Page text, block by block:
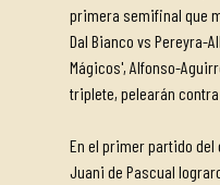
primera semifinal que
Dal Bianco vs Pereyra-
Mágicos', Alfonso-
triplete, pelearán contra
En el primer partido del
Juani de Pascual